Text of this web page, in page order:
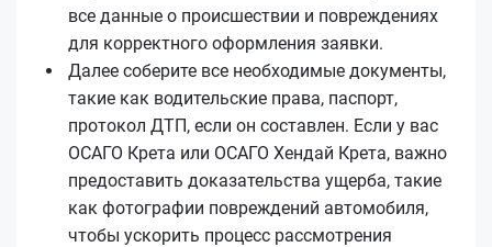
все данные о происшествии и повреждениях
для корректного оформления заявки.
Далее соберите все необходимые документы,
такие как водительские права, паспорт,
протокол ДТП, если он составлен. Если у вас
ОСАГО Крета или ОСАГО Хендай Крета, важно
предоставить доказательства ущерба, такие
как фотографии повреждений автомобиля,
чтобы ускорить процесс рассмотрения